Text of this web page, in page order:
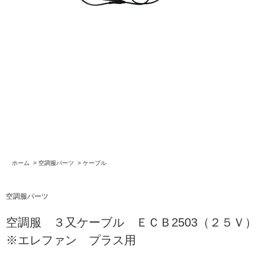
ホーム > 空調服パーツ > ケーブル
空調服パーツ
空調服 ３又ケーブル ＥＣＢ2503（２５Ｖ）
※エレファン プラス用